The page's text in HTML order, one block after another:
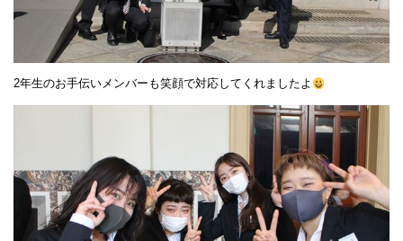
2年生のお手伝いメンバーも笑顔で対応してくれましたよ